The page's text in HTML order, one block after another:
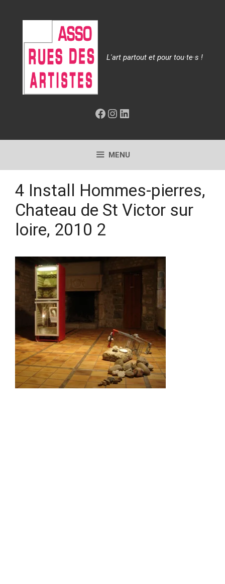
L'art partout et pour tou·te·s !
Facebook
Instagram
LinkedIn
MENU
4 Install Hommes-pierres,
Chateau de St Victor sur
loire, 2010 2